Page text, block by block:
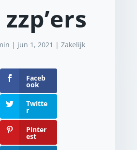
| jun 1, 2021 |Zakelijk
Faceb
ook
Twitte
r
Pinter
est